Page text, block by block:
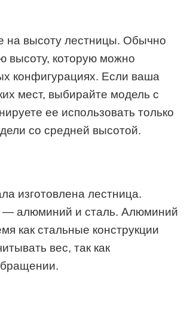
на высоту лестницы. Обычно
высоту, которую можно
конфигурациях. Если ваша
мест, выбирайте модель с
ее использовать только
со средней высотой.
изготовлена лестница.
— алюминий и сталь. Алюминий
как стальные конструкции
вес, так как